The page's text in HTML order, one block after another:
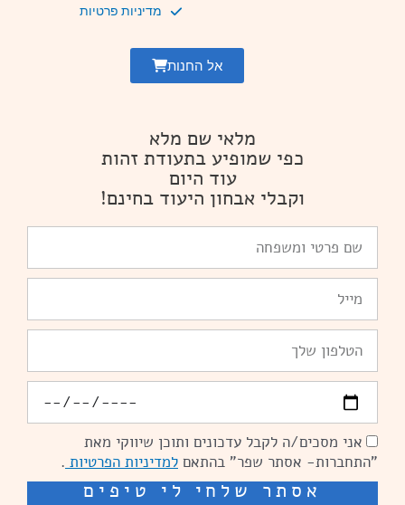
מדיניות פרטיות
אל החנות
מלאי שם מלא
כפי שמופיע בתעודת זהות
עוד היום
וקבלי אבחון היעוד בחינם!
פרטי
ומשפחה
הסכמהאני מסכים/ה לקבל עדכונים ותוכן שיווקי מאת
"התחברות- אסתר שפר" בהתאם למדיניות הפרטיות .
אסתר שלחי לי טיפים